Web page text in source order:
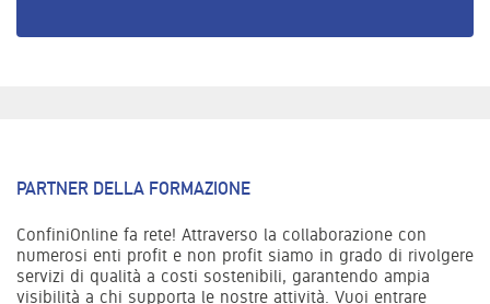
PARTNER DELLA FORMAZIONE
ConfiniOnline fa rete! Attraverso la collaborazione con
numerosi enti profit e non profit siamo in grado di rivolgere
servizi di qualità a costi sostenibili, garantendo ampia
visibilità a chi supporta le nostre attività. Vuoi entrare